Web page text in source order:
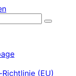
mit Dialyse
(EU)